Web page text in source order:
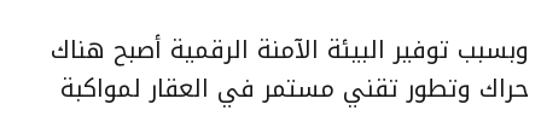
وبسبب توفير البيئة الآمنة الرقمية أصبح هناك
حراك وتطور تقني مستمر في العقار لمواكبة